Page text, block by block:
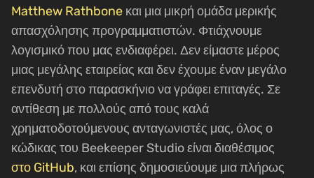
Matthew Rathbone και μια μικρή ομάδα μερικής
απασχόλησης προγραμματιστών. Φτιάχνουμε
λογισμικό που μας ενδιαφέρει. Δεν είμαστε μέρος
μιας μεγάλης εταιρείας και δεν έχουμε έναν μεγάλο
επενδυτή στο παρασκήνιο να γράφει επιταγές. Σε
αντίθεση με πολλούς από τους καλά
χρηματοδοτούμενους ανταγωνιστές μας, όλος ο
κώδικας του Beekeeper Studio είναι διαθέσιμος
στο GitHub, και επίσης δημοσιεύουμε μια πλήρως